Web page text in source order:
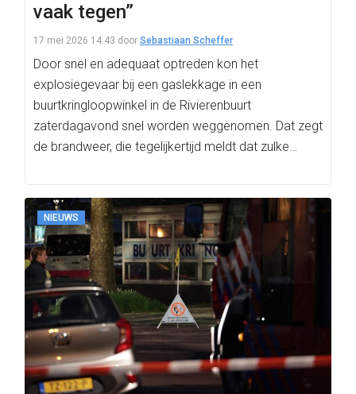
vaak tegen”
17 mei 2026 14:43 door Sebastiaan Scheffer
Door snel en adequaat optreden kon het
explosiegevaar bij een gaslekkage in een
buurtkringloopwinkel in de Rivierenbuurt
zaterdagavond snel worden weggenomen. Dat zegt
de brandweer, die tegelijkertijd meldt dat zulke…
NIEUWS